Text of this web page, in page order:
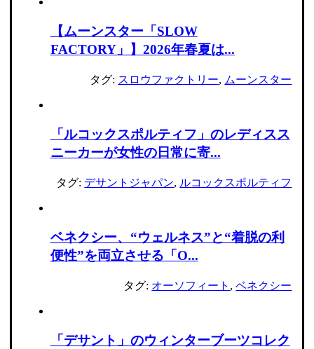
【ムーンスター「SLOW
FACTORY」】2026年春夏は...
タグ: スロウファクトリー, ムーンスター
「ルコックスポルティフ」のレディスス
ニーカーが女性の日常に寄...
タグ: デサントジャパン, ルコックスポルティフ
ベネクシー、“ウェルネス”と“着脱の利
便性”を両立させる「O...
タグ: オーソフィート ,ベネクシー
「デサント」のウィンターブーツコレク